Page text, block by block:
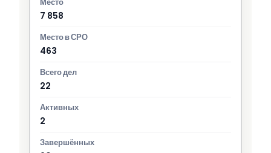
7 858
463
22
2